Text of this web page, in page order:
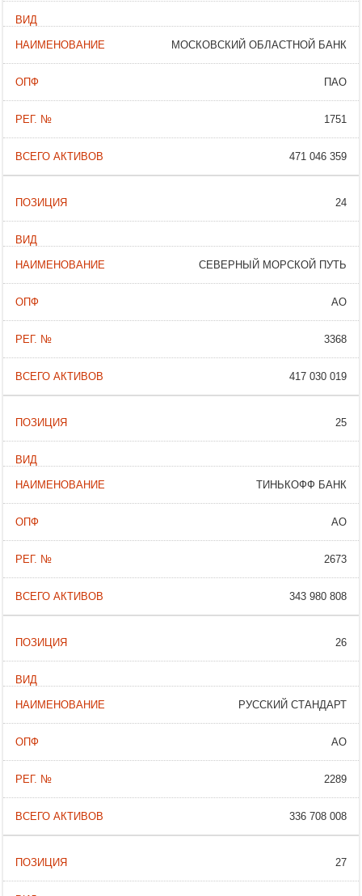
МОСКОВСКИЙ ОБЛАСТНОЙ БАНК
ПАО
1751
471 046 359
24
СЕВЕРНЫЙ МОРСКОЙ ПУТЬ
АО
3368
417 030 019
25
ТИНЬКОФФ БАНК
АО
2673
343 980 808
26
РУССКИЙ СТАНДАРТ
АО
2289
336 708 008
27